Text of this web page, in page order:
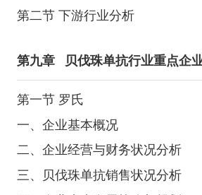
第二节 下游行业分析
第九章 贝伐珠单抗行业重点企
第一节 罗氏
一、企业基本概况
二、企业经营与财务状况分析
三、贝伐珠单抗销售状况分析